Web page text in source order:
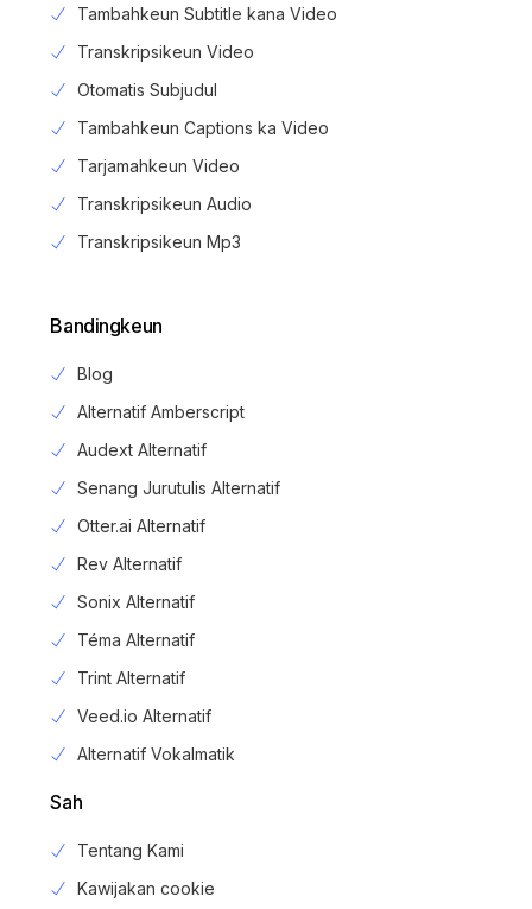
Tambahkeun Subtitle kana Video
Transkripsikeun Video
Otomatis Subjudul
Tambahkeun Captions ka Video
Tarjamahkeun Video
Transkripsikeun Audio
Transkripsikeun Mp3
Bandingkeun
Blog
Alternatif Amberscript
Audext Alternatif
Senang Jurutulis Alternatif
Otter.ai Alternatif
Rev Alternatif
Sonix Alternatif
Téma Alternatif
Trint Alternatif
Veed.io Alternatif
Alternatif Vokalmatik
Sah
Tentang Kami
Kawijakan cookie